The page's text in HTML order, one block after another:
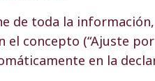
de toda la
el concepto (“Ajuste
en la